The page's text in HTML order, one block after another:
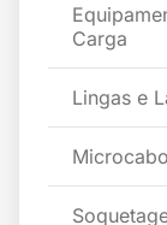
Carga
Lingas e